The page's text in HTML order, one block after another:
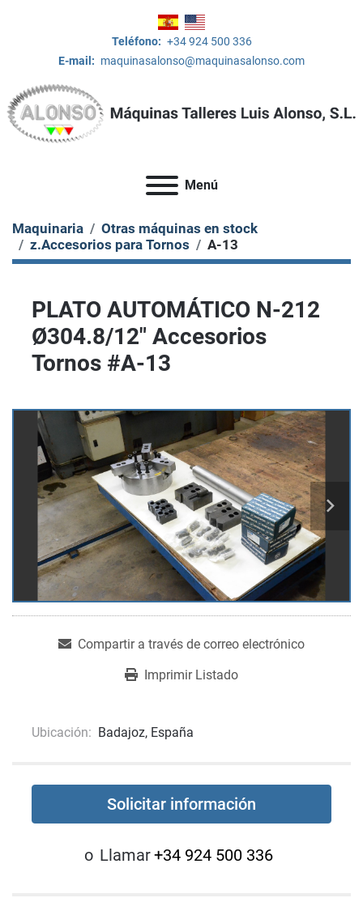
Teléfono: +34 924 500 336
E-mail: maquinasalonso@maquinasalonso.com
Menú
Maquinaria
Otras máquinas en stock
z.Accesorios para Tornos
A-13
PLATO AUTOMÁTICO N-212
Ø304.8/12" Accesorios
Tornos #A-13
Compartir a través de correo electrónico
Imprimir Listado
Ubicación: Badajoz, España
Solicitar información
o Llamar+34 924 500 336